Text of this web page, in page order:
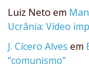
Luiz Neto em
Ucrânia: Vídeo
J. Cícero Alves em
“comunismo”